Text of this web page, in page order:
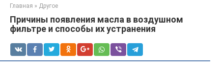
Главная » Другое
Причины появления масла в воздушном
фильтре и способы их устранения